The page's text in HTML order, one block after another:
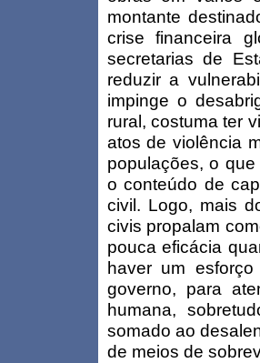
montante
crise financeira
secretarias de
reduzir a
impinge o
rural, costuma ter
atos de violência
populações, o
o conteúdo de
civil. Logo, mais
civis propalam
pouca eficácia
haver um
governo, para
humana,
somado ao
de meios de